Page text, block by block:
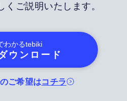
くご説明いたします。
わかるtebiki
ウンロード
ご希望はコチラ